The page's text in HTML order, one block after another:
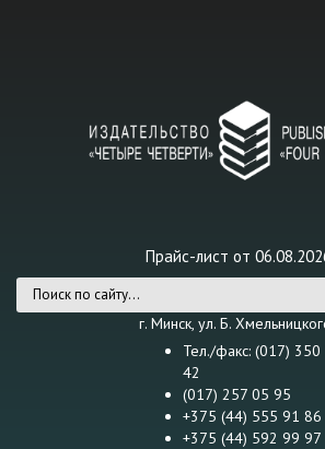
Прайс-лист от
Форма поискаг. Минск, ул. Б.
Тел./факс: (017) 350
42
(017) 257 05 95
+375 (44) 555 91 86
+375 (44) 592 99 97